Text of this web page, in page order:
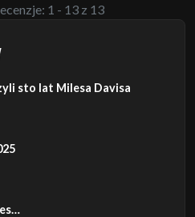
1 - 13 z 13
sto lat Milesa Davisa